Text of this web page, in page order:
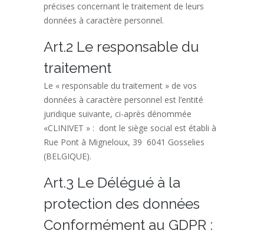
précises concernant le traitement de leurs
données à caractère personnel.
Art.2 Le responsable du
traitement
Le « responsable du traitement » de vos
données à caractère personnel est l’entité
juridique suivante, ci-après dénommée
«CLINIVET » : dont le siège social est établi à
Rue Pont à Migneloux, 39 6041 Gosselies
(BELGIQUE).
Art.3 Le Délégué à la
protection des données
Conformément au GDPR :